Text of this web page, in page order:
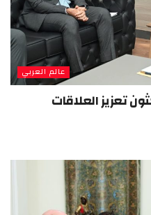
عالم العربي
تعزيز العلاقات